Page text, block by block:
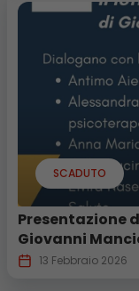
SCADUTO
Presentazione
Giovanni
13 Febbraio 2026